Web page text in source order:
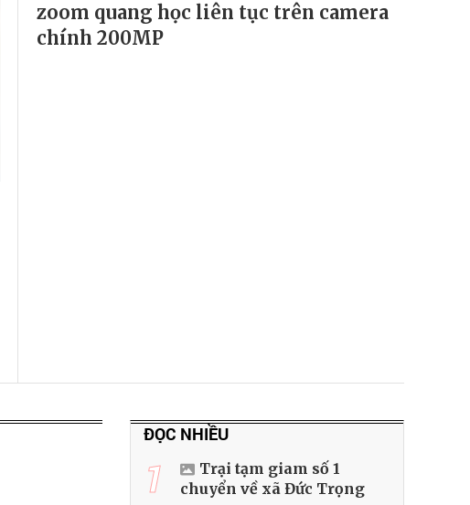
zoom quang học liên tục trên camera
chính 200MP
ĐỌC NHIỀU
1
Trại tạm giam số 1
chuyển về xã Đức Trọng